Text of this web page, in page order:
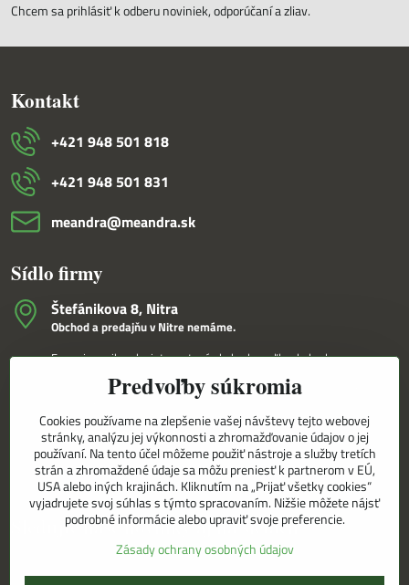
Chcem sa prihlásiť k odberu noviniek, odporúčaní a zliav.
Kontakt
+421 948 501 818
+421 948 501 831
meandra​@meandra​.sk
Sídlo firmy
Štefánikova 8, Nitra
Obchod a predajňu v Nitre nemáme.
Fungujeme iba ako internetový obchod a veľkoobchod.
V Nitre Vám tovar dovezieme osobne na základe internetovej
objednávky a telefonického dohovoru.
Korešpondenčná adresa
MEANDRA,s.r.o.
P.O.BOX 8/D
949 01 Nitra
Sledujte naše novinky aj na sieťach
Instagram
Predvoľby súkromia
Cookies používame na zlepšenie vašej návštevy tejto webovej
stránky, analýzu jej výkonnosti a zhromažďovanie údajov o jej
používaní. Na tento účel môžeme použiť nástroje a služby tretích
strán a zhromaždené údaje sa môžu preniesť k partnerom v EÚ,
USA alebo iných krajinách. Kliknutím na „Prijať všetky cookies“
vyjadrujete svoj súhlas s týmto spracovaním. Nižšie môžete nájsť
podrobné informácie alebo upraviť svoje preferencie.
Zásady ochrany osobných údajov